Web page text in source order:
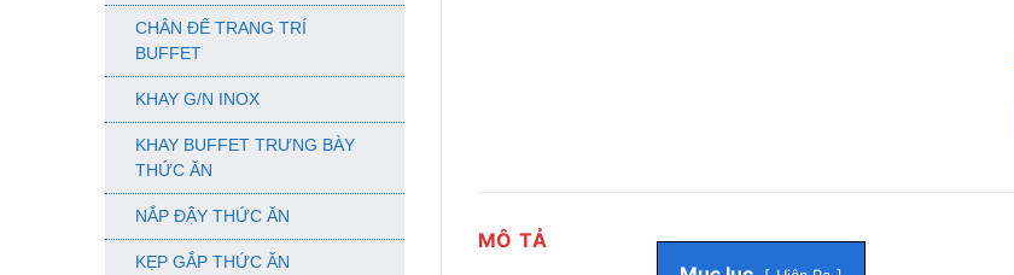
CHÂN ĐẾ TRANG TRÍ
BUFFET
KHAY G/N INOX
KHAY BUFFET TRƯNG BÀY
THỨC ĂN
NẮP ĐẬY THỨC ĂN
KẸP GẮP THỨC ĂN
MÔ TẢ